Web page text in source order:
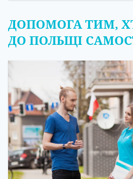
ДОПОМОГА ТИМ,
ДО ПОЛЬЩІ